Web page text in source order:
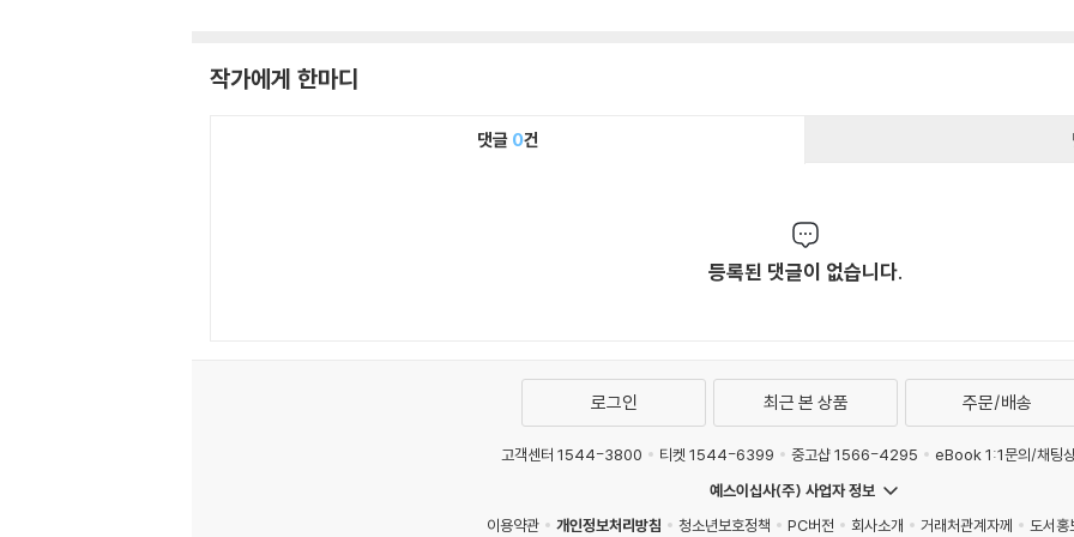
작가에게 한마디
댓글 0건
등록된 댓글이 없습니다.
로그인 최근 본 상품 주문/배송
고객센터 1544-3800 티켓 1544-6399 중고샵 1566-4295
eBook 1:1문의/채팅
예스이십사(주) 사업자 정보
이용약관
개인정보처리방침 청소년보호정책 PC버전 회사소개 거래처관계자께 도서홍